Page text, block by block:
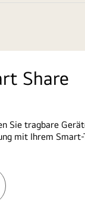
Share
Sie tragbare
mit Ihrem Smart-